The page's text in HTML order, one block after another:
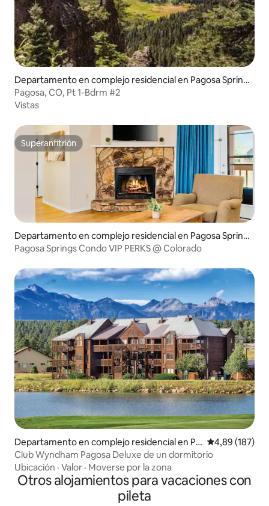
Departamento en complejo residencial en Pagosa Spring
s
Pagosa, CO, Pt 1-Bdrm #2
Vistas
Superanfitrión
Superanfitrión
Departamento en complejo residencial en Pagosa Spring
s
Pagosa Springs Condo VIP PERKS @ Colorado
Departamento en complejo residencial en Pa
gosa Springs
Calificación
4,89 (187)
Club Wyndham Pagosa Deluxe de un dormitorio
Ubicación · Valor · Moverse por la zona
Otros alojamientos para vacaciones con
pileta